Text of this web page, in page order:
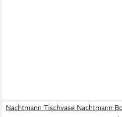
Nachtmann Tischvase Nachtmann